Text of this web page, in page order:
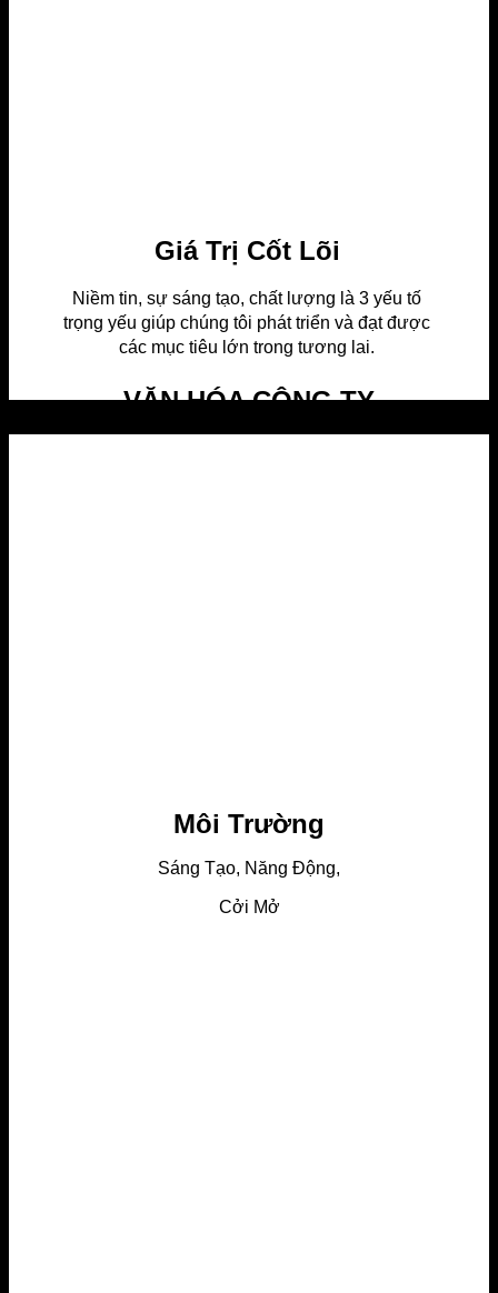
Giá Trị Cốt Lõi
Niềm tin, sự sáng tạo, chất lượng là 3 yếu tố
trọng yếu giúp chúng tôi phát triển và đạt được
các mục tiêu lớn trong tương lai.
VĂN HÓA CÔNG TY
Môi Trường
Sáng Tạo, Năng Động,
Cởi Mở